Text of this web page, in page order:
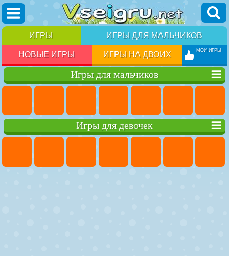
ИГРЫ ИГРЫ ДЛЯ МАЛЬЧИКОВ
НОВЫЕ ИГРЫ ИГРЫ НА ДВОИХ МОИ ИГРЫ
Игры для мальчиков
Игры для девочек